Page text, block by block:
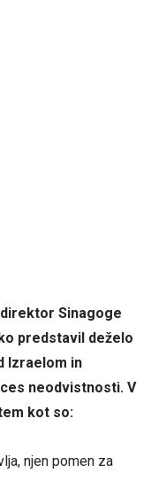
Sinagoge
predstavil deželo
Izraelom in
neodvistnosti. V
kot so:
njen pomen za